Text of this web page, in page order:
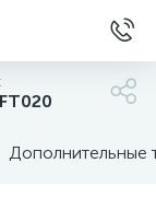
Дополнительные